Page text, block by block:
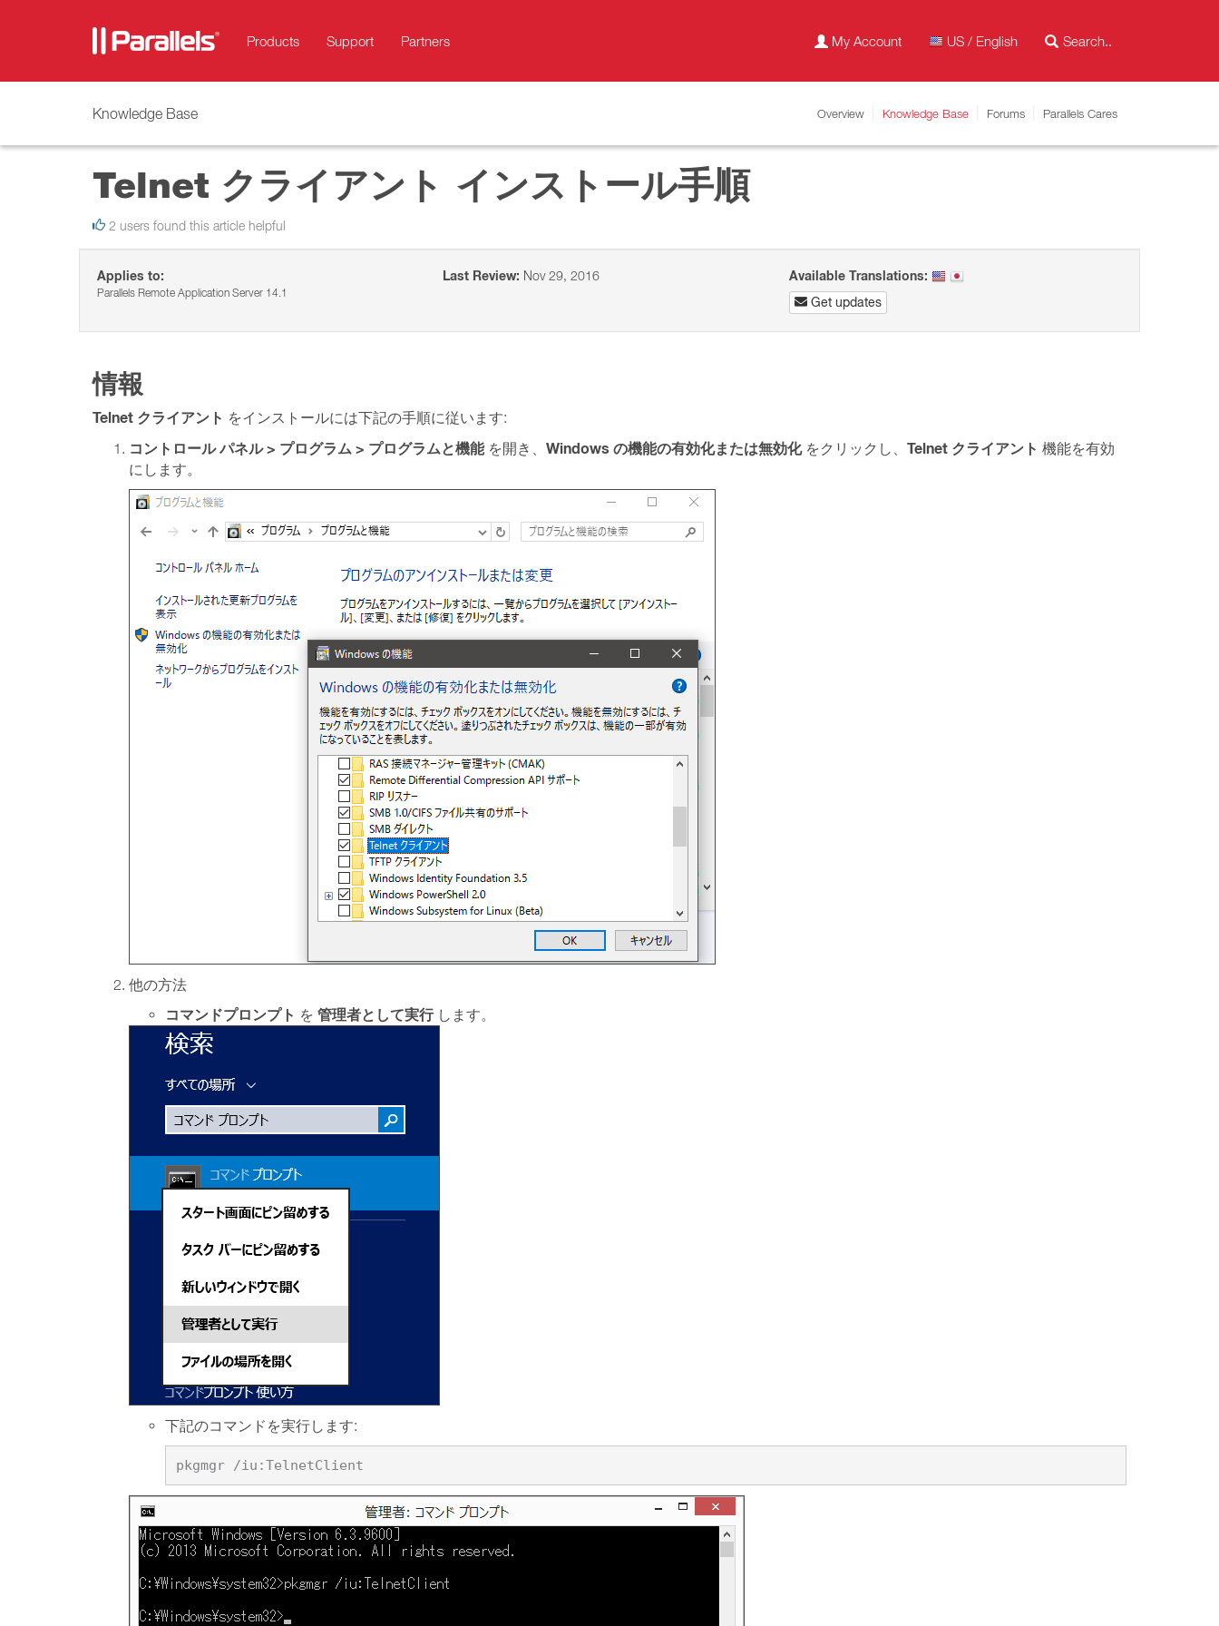
Products Support Partners My Account US / English
Knowledge Base Overview Knowledge Base Forums Parallels Cares
Telnet クライアント インストール手順
2 users found this article helpful
Applies to:
Parallels Remote Application Server 14.1
Last Review: Nov 29, 2016
Available Translations:
Get updates
情報
Telnet クライアント をインストールには下記の手順に従います:
コントロール パネル > プログラム > プログラムと機能を開き、 Windows の機能の有効化または無効化をクリックし、 Telnet クライアント 機能を有効
にします。
他の方法
コマンドプロンプト を 管理者として実行します。
下記のコマンドを実行します: